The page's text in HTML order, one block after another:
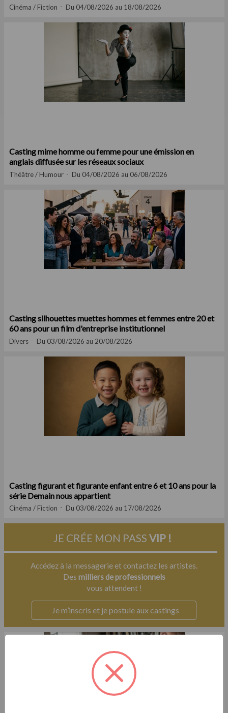
Cinéma / Fiction Du 04/08/2026 au 18/08/2026
Casting mime homme ou femme pour une émission en
anglais diffusée sur les réseaux sociaux
Théâtre / Humour Du 04/08/2026 au 06/08/2026
Casting silhouettes muettes hommes et femmes entre 20 et
60 ans pour un film d'entreprise institutionnel
Divers Du 03/08/2026 au 20/08/2026
Casting figurant et figurante enfant entre 6 et 10 ans pour la
série Demain nous appartient
Cinéma / Fiction Du 03/08/2026 au 17/08/2026
JE CRÉE MON PASSVIP !
Accédez à la messagerie et contactez les artistes.
Des milliers de professionnels
vous attendent !
Je m’inscris et je postule aux castings